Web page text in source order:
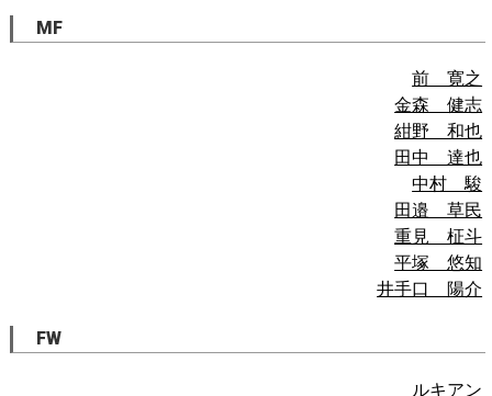
MF
前 寛之
金森 健志
紺野 和也
田中 達也
中村 駿
田邉 草民
重見 柾斗
平塚 悠知
井手口 陽介
FW
ルキアン